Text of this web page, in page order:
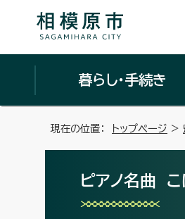
暮らし・手続き
現在の位置： トップページ >
ピアノ名曲 こ